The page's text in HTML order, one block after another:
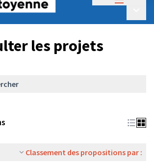
JEUNESSE 2024
déposés
les projets
Classement des propositions par :